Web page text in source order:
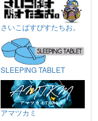
さいこぱすぴすたちお。
SLEEPING TABLET
アマツカミ